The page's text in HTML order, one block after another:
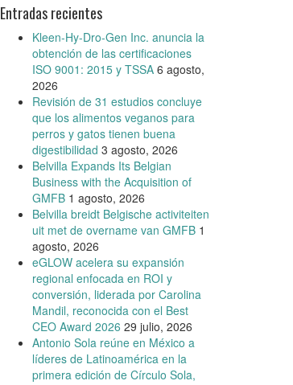
Entradas recientes
Kleen-Hy-Dro-Gen Inc. anuncia la
obtención de las certificaciones
ISO 9001: 2015 y TSSA 6 agosto,
2026
Revisión de 31 estudios concluye
que los alimentos veganos para
perros y gatos tienen buena
digestibilidad 3 agosto, 2026
Belvilla Expands Its Belgian
Business with the Acquisition of
GMFB 1 agosto, 2026
Belvilla breidt Belgische activiteiten
uit met de overname van GMFB 1
agosto, 2026
eGLOW acelera su expansión
regional enfocada en ROI y
conversión, liderada por Carolina
Mandil, reconocida con el Best
CEO Award 2026 29 julio, 2026
Antonio Sola reúne en México a
líderes de Latinoamérica en la
primera edición de Círculo Sola,